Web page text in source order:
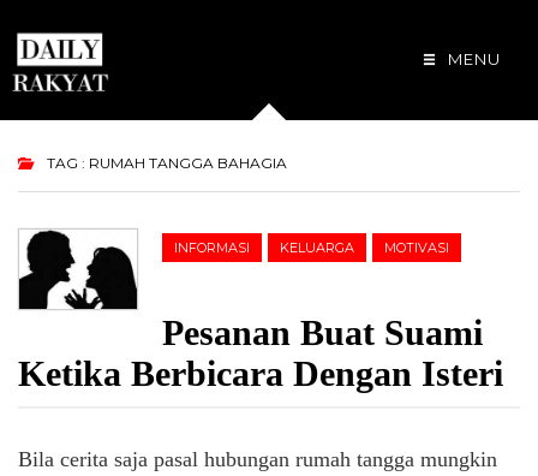
MENU
TAG : RUMAH TANGGA BAHAGIA
INFORMASI KELUARGA MOTIVASI
Pesanan Buat Suami
Ketika Berbicara Dengan Isteri
Bila cerita saja pasal hubungan rumah tangga mungkin